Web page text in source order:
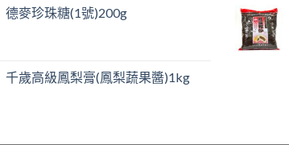
德麥珍珠糖(1號)200g
千歲高級鳳梨膏(鳳梨蔬果醬)1kg